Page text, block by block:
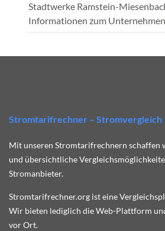
Stadtwerke Ramstein-
Informationen zum Unternehmen
Stromtarifrechner – Stromvergleich
Mit unseren Stromtarifrechnern schaffen
und übersichtliche
Stromanbieter.
Stromtarifrechner.org ist eine
Wir bieten lediglich die Web-Plattform
vor Ort.